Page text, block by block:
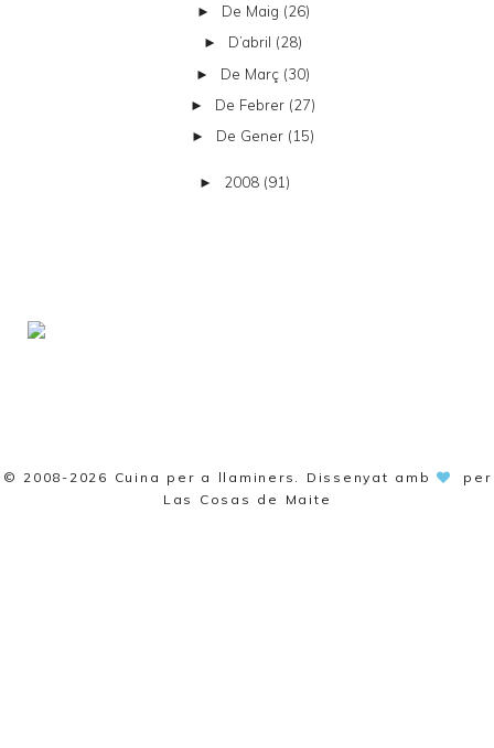
► De Maig (26)
► D’abril (28)
► De Març (30)
► De Febrer (27)
► De Gener (15)
► 2008 (91)
© 2008-2026 Cuina per a llaminers . Dissenyat amb
per
Las Cosas de Maite